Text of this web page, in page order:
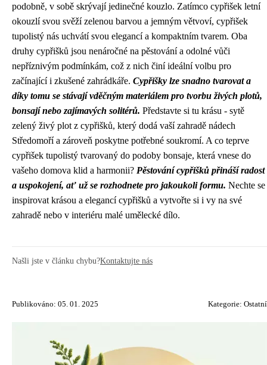
podobně, v sobě skrývají jedinečné kouzlo. Zatímco cypřišek letní
okouzlí svou svěží zelenou barvou a jemným větvoví, cypřišek
tupolistý nás uchvátí svou elegancí a kompaktním tvarem. Oba
druhy cypřišků jsou nenáročné na pěstování a odolné vůči
nepříznivým podmínkám, což z nich činí ideální volbu pro
začínající i zkušené zahrádkáře. Cypřišky lze snadno tvarovat a
díky tomu se stávají vděčným materiálem pro tvorbu živých plotů,
bonsají nebo zajímavých solitérů. Představte si tu krásu - sytě
zelený živý plot z cypřišků, který dodá vaší zahradě nádech
Středomoří a zároveň poskytne potřebné soukromí. A co teprve
cypřišek tupolistý tvarovaný do podoby bonsaje, která vnese do
vašeho domova klid a harmonii? Pěstování cypřišků přináší radost
a uspokojení, ať už se rozhodnete pro jakoukoli formu. Nechte se
inspirovat krásou a elegancí cypřišků a vytvořte si i vy na své
zahradě nebo v interiéru malé umělecké dílo.
Našli jste v článku chybu?Kontaktujte nás
Publikováno: 05. 01. 2025 Kategorie: Ostatní